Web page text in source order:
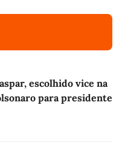
escolhido vice na
para presidente